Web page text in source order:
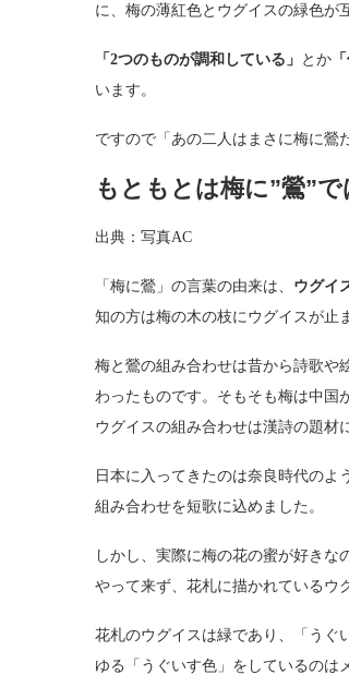
に、梅の薄紅色とウグイスの緑色が
「2つのものが調和している」 とか
います。
ですので「あの二人はまさに梅に鶯
もともとは梅に”鶯”
出典：写真AC
「梅に鶯」の言葉の由来は、 ウグイ
知の方は梅の木の枝にウグイスが止
梅と鶯の組み合わせは昔から詩歌や
わったものです。そもそも梅は中国
ウグイスの組み合わせは漢詩の題材
日本に入ってきたのは奈良時代の
組み合わせを短歌に込めました。
しかし、実際に梅の花の蜜が好きな
やって来ず、花札に描かれているウ
花札のウグイスは緑であり、「うぐ
ゆる「うぐいす色」をしているのは